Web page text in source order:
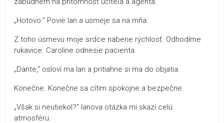
„Hotovo.“ Povie Ian a usmeje sa na mňa.
Z toho úsmevu moje srdce naberie rýchlosť. Odhodíme
rukavice. Caroline odnesie pacienta.
„Dante,“ osloví ma Ian a pritiahne si ma do objatia.
Konečne. Konečne sa cítim spokojne a bezpečne.
„Však si neutiekol?“ Ianova otázka mi skazí celú
atmosféru.